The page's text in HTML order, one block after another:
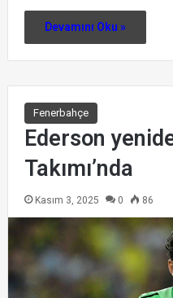
Devamını Oku »
Fenerbahçe
Ederson
Takımı’nda
Kasım 3, 2025 0 86